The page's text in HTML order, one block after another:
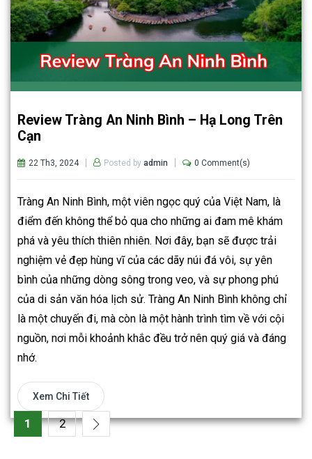
Review Tràng An Ninh Bình – Hạ Long Trên
Cạn
22 Th3, 2024 Posted by admin 0 Comment(s)
Tràng An Ninh Bình, một viên ngọc quý của Việt Nam, là
điểm đến không thể bỏ qua cho những ai đam mê khám
phá và yêu thích thiên nhiên. Nơi đây, bạn sẽ được trải
nghiệm vẻ đẹp hùng vĩ của các dãy núi đá vôi, sự yên
bình của những dòng sông trong veo, và sự phong phú
của di sản văn hóa lịch sử. Tràng An Ninh Bình không chỉ
là một chuyến đi, mà còn là một hành trình tìm về với cội
nguồn, nơi mỗi khoảnh khắc đều trở nên quý giá và đáng
nhớ.
Xem Chi Tiết
1 2 »